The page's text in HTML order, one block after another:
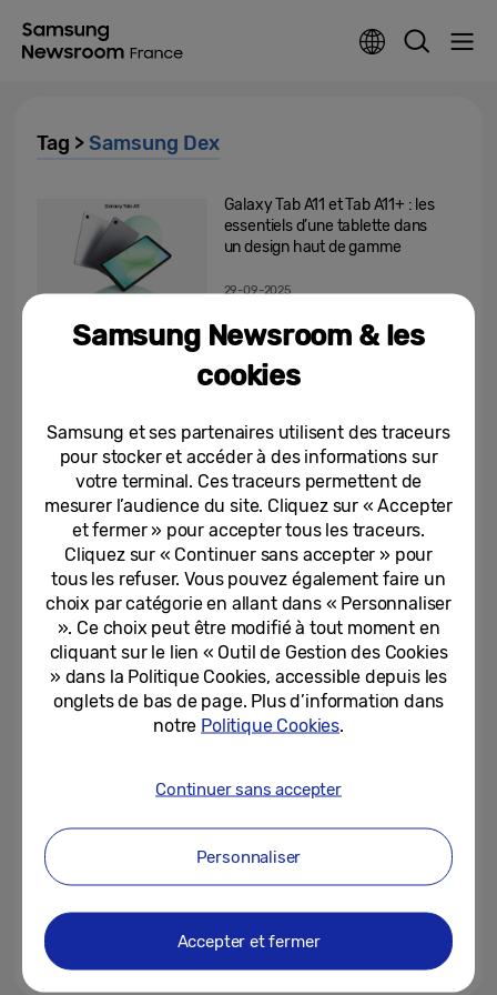
Tag > Samsung Dex
Galaxy Tab A11 et Tab A11+ : les
essentiels d’une tablette dans
un design haut de gamme
29-09-2025
Samsung dévoile la série Galaxy
Samsung redéfinit les codes de
la productivité des entreprises
avec les Galaxy Z Fold5 et Z...
23-08-2023
Galaxy Tab Active4 Pro : une
tablette durcie pour les
professionnels toujours plus...
27-09-2022
Thales s’appuie sur les
Téléviseurs Samsung Neo QLED
12-07-2021
Samsung Newsroom & les
cookies
Samsung et ses partenaires utilisent des traceurs
pour stocker et accéder à des informations sur
votre terminal. Ces traceurs permettent de
mesurer l’audience du site. Cliquez sur « Accepter
et fermer » pour accepter tous les traceurs.
Cliquez sur « Continuer sans accepter » pour
tous les refuser. Vous pouvez également faire un
choix par catégorie en allant dans « Personnaliser
». Ce choix peut être modifié à tout moment en
cliquant sur le lien « Outil de Gestion des Cookies
» dans la Politique Cookies, accessible depuis les
onglets de bas de page. Plus d’information dans
notre Politique Cookies.
Continuer sans accepter
Personnaliser
Accepter et fermer